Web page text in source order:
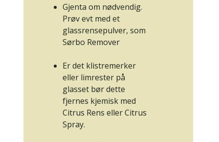
Gjenta om nødvendig.
Prøv evt med et
glassrensepulver, som
Sørbo Remover
Er det klistremerker
eller limrester på
glasset bør dette
fjernes kjemisk med
Citrus Rens ellerCitrus
Spray.